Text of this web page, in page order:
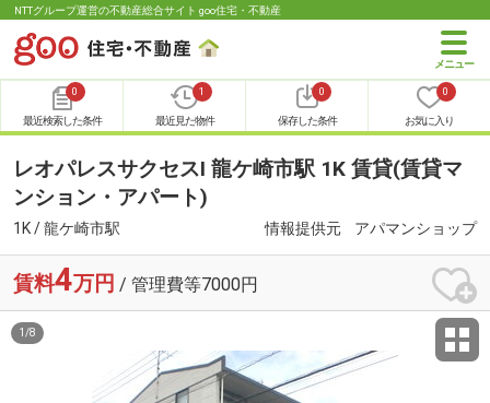
NTTグループ運営の不動産総合サイト goo住宅・不動産
0
最近検索した条件
1
最近見た物件
0
保存した条件
0
お気に入り
レオパレスサクセスⅠ 龍ケ崎市駅 1K 賃貸(賃貸マ
ンション・アパート)
1K / 龍ケ崎市駅 情報提供元 アパマンショップ
賃料4万円 / 管理費等7000円
1 /8